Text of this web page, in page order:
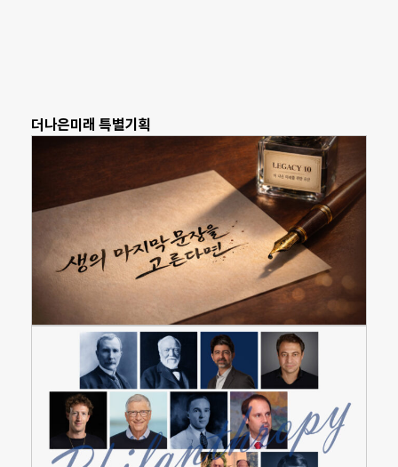
더나은미래 특별기획